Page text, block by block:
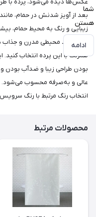
شما
هستن
ادامه
عکس‌ها دیده می‌شود، پرده با
بعد از آویز شدنش در حمام،
زیبایی و رنگ به محیط حمام،
برای ایجاد محیطی مدرن و جذاب
همرنگ با این پرده انتخاب کنید.
بودن طراحی زیبا و ضد‌آب بودن
عالی و به‌صرفه محسوب می‌شود.
انتخاب رنگ مرتبط با رنگ
محصولات مرتبط